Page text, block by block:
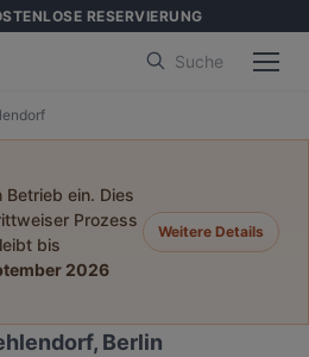
RESERVIERUNG
Suche
ein. Dies
Prozess
bis
2026
Weitere Details
Berlin